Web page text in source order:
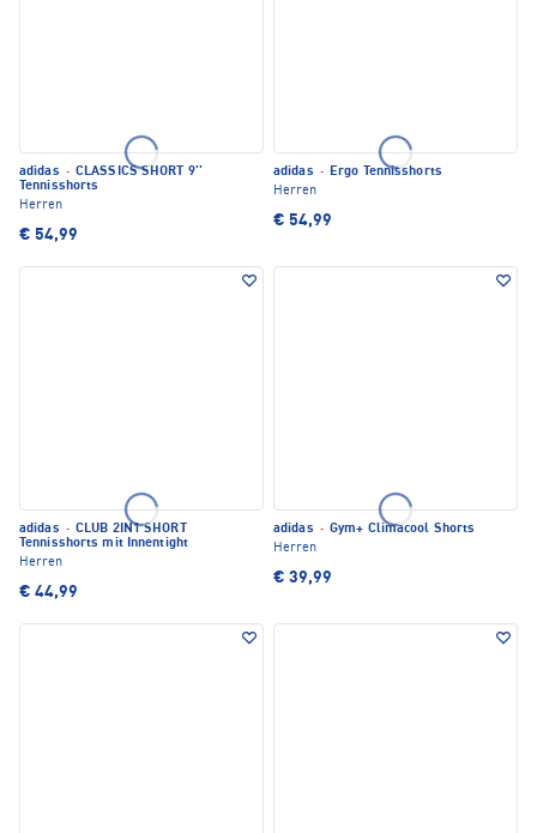
adidas · CLASSICS SHORT 9''
Tennisshorts
Herren
€ 54,99
adidas · Ergo Tennisshorts
Herren
€ 54,99
adidas · CLUB 2IN1 SHORT
Tennisshorts mit Innentight
Herren
€ 44,99
adidas · Gym+ Climacool Shorts
Herren
€ 39,99